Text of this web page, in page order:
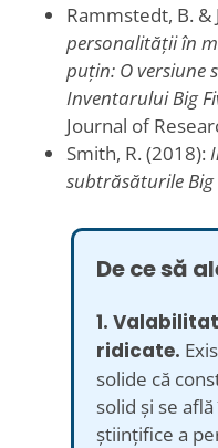
Rammstedt, B. &
personalității în
puțin: O versiune
Inventarului Big
Journal of
Smith, R. (2018):
subtrăsăturile Big
De ce să
1.
ridicate.
solide că
solid și se
științifice a